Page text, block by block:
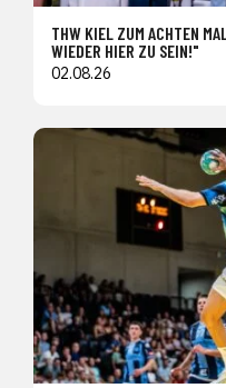
THW KIEL ZUM ACHTEN
WIEDER HIER ZU SEIN!"
02.08.26